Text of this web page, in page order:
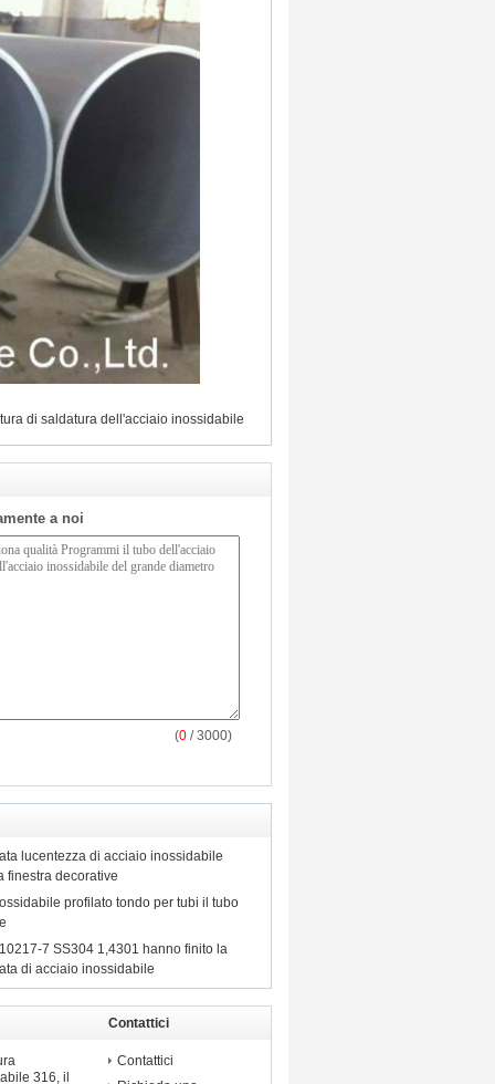
di saldatura dell'acciaio inossidabile
a noi
(0 / 3000)
lucentezza di acciaio inossidabile
finestra decorative
profilato tondo per tubi il tubo
7 SS304 1,4301 hanno finito la
di acciaio inossidabile
316, il
Contattici
Contattici